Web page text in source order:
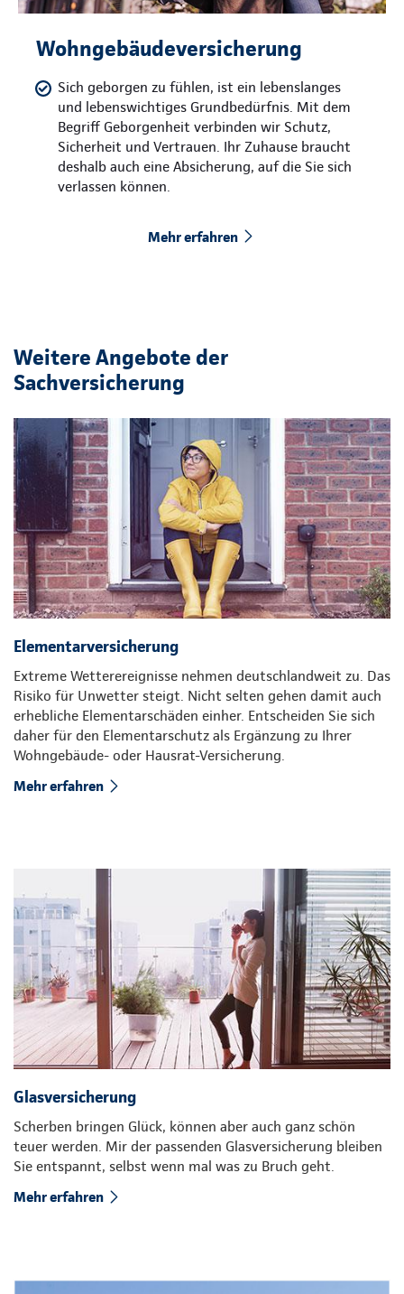
Wohngebäudeversicherung
Sich geborgen zu fühlen, ist ein lebenslanges
und lebenswichtiges Grundbedürfnis. Mit dem
Begriff Geborgenheit verbinden wir Schutz,
Sicherheit und Vertrauen. Ihr Zuhause braucht
deshalb auch eine Absicherung, auf die Sie sich
verlassen können.
Mehr erfahren
Weitere Angebote der
Sachversicherung
Elementarversicherung
Extreme Wetterereignisse nehmen deutschlandweit zu. Das
Risiko für Unwetter steigt. Nicht selten gehen damit auch
erhebliche Elementarschäden einher. Entscheiden Sie sich
daher für den Elementarschutz als Ergänzung zu Ihrer
Wohngebäude- oder Hausrat-Versicherung.
Mehr erfahren
Glasversicherung
Scherben bringen Glück, können aber auch ganz schön
teuer werden. Mir der passenden Glasversicherung bleiben
Sie entspannt, selbst wenn mal was zu Bruch geht.
Mehr erfahren